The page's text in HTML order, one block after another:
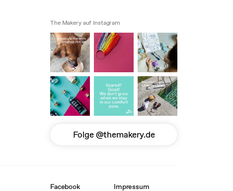
The Makery auf Instagram
Folge @themakery.de
Facebook Impressum